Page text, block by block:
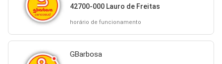
42700-000 Lauro de Freitas
horário de funcionamento
GBarbosa